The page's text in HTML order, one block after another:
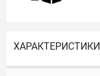
ХАРАКТЕРИСТИКИ